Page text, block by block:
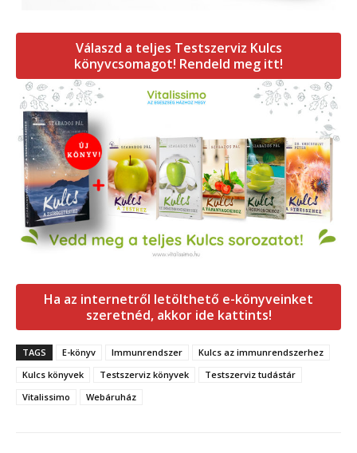
Válaszd a teljes Testszerviz Kulcs
könyvcsomagot! Rendeld meg itt!
Ha az internetről letölthető e-könyveinket
szeretnéd, akkor ide kattints!
TAGS E-könyv Immunrendszer
Kulcs az immunrendszerhez
Kulcs könyvek
Testszerviz könyvek
Testszerviz tudástár
Vitalissimo
Webáruház